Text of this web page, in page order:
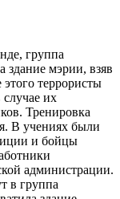
группа
здание мэрии, взяв
террористы
их
Тренировка
В учениях были
и бойцы
администрации.
в группа